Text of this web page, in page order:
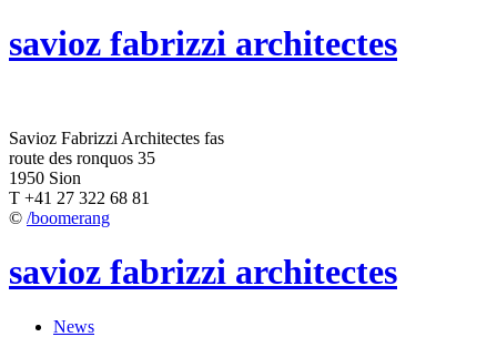
savioz fabrizzi architectes
Savioz Fabrizzi Architectes fas
route des ronquos 35
1950 Sion
T +41 27 322 68 81
© /boomerang
savioz fabrizzi architectes
News